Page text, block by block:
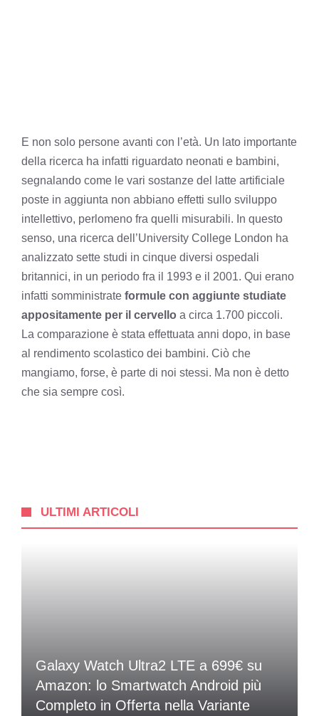
E non solo persone avanti con l’età. Un lato importante
della ricerca ha infatti riguardato neonati e bambini,
segnalando come le vari sostanze del latte artificiale
poste in aggiunta non abbiano effetti sullo sviluppo
intellettivo, perlomeno fra quelli misurabili. In questo
senso, una ricerca dell’University College London ha
analizzato sette studi in cinque diversi ospedali
britannici, in un periodo fra il 1993 e il 2001. Qui erano
infatti somministrate formule con aggiunte studiate
appositamente per il cervello a circa 1.700 piccoli.
La comparazione è stata effettuata anni dopo, in base
al rendimento scolastico dei bambini. Ciò che
mangiamo, forse, è parte di noi stessi. Ma non è detto
che sia sempre così.
ULTIMI ARTICOLI
Galaxy Watch Ultra2 LTE a 699€ su
Amazon: lo Smartwatch Android più
Completo in Offerta nella Variante